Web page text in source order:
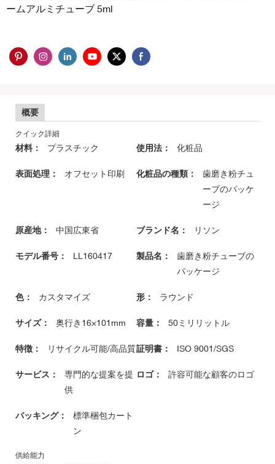
ームアルミチューブ 5ml
概要
クイック詳細
材料： プラスチック 使用法： 化粧品
表面処理： オフセット印刷 化粧品の種類：
歯磨き粉チュ
ーブのパッケ
ージ
原産地： 中国広東省 ブランド名： リソン
モデル番号： LL160417 製品名：
歯磨き粉チューブの
パッケージ
色： カスタマイズ 形： ラウンド
サイズ： 奥行き16×101mm 容量： 50ミリリットル
特徴： リサイクル可能/高品質証明書： ISO 9001/SGS
サービス：
専門的な提案を提
供
ロゴ： 許容可能な顧客のロゴ
パッキング：
標準梱包カート
ン
供給能力